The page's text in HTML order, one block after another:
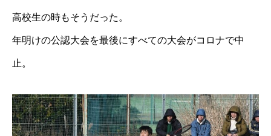
高校生の時もそうだった。
年明けの公認大会を最後にすべての大会がコロナで中
止。